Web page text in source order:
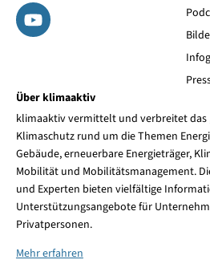
Über klimaaktiv
klimaaktiv vermittelt und verbreitet das
Klimaschutz rund um die Themen
Gebäude, erneuerbare Energieträger,
Mobilität und Mobilitätsmanagement.
und Experten bieten vielfältige
Unterstützungsangebote für
Privatpersonen.
Mehr erfahren